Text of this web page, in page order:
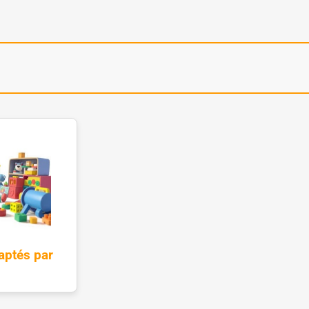
par